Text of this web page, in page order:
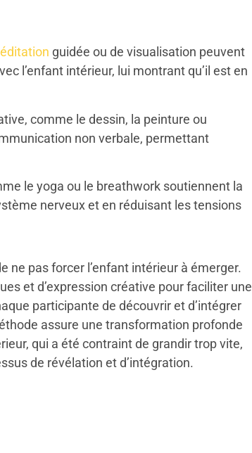
guidée ou de visualisation peuvent
l’enfant intérieur, lui montrant qu’il est en
comme le dessin, la peinture ou
non verbale, permettant
le yoga ou le breathwork soutiennent la
nerveux et en réduisant les tensions
ne pas forcer l’enfant intérieur à émerger.
et d’expression créative pour faciliter une
participante de découvrir et d’intégrer
assure une transformation profonde
qui a été contraint de grandir trop vite,
de révélation et d’intégration.